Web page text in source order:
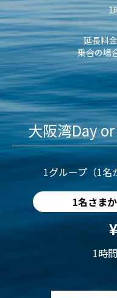
1
延長料
乗合の場
大阪湾Day
1グループ（1名
1名さま
1時